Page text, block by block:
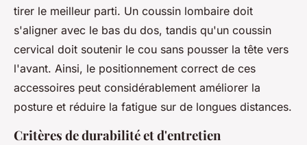
tirer le meilleur parti. Un coussin lombaire doit
s'aligner avec le bas du dos, tandis qu'un coussin
cervical doit soutenir le cou sans pousser la tête vers
l'avant. Ainsi, le positionnement correct de ces
accessoires peut considérablement améliorer la
posture et réduire la fatigue sur de longues distances.
Critères de durabilité et d'entretien